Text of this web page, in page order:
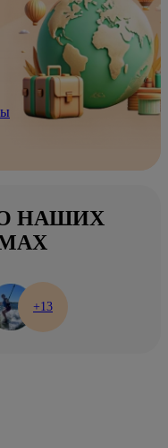
НАШИХ
+13